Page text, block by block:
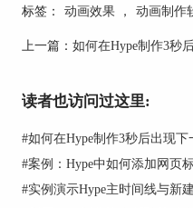
标签： 动画效果 ， 动画制作
上一篇： 如何在Hype制作3秒
读者也访问过这里:
#如何在Hype制作3秒后出现下
#案例：Hype中如何添加网页
#实例演示Hype主时间线与新